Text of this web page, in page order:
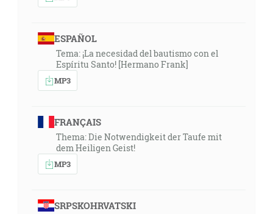
ESPAÑOL
Tema: ¡La necesidad del bautismo con el
Espíritu Santo! [Hermano Frank]
MP3
FRANÇAIS
Thema: Die Notwendigkeit der Taufe mit
dem Heiligen Geist!
MP3
SRPSKOHRVATSKI